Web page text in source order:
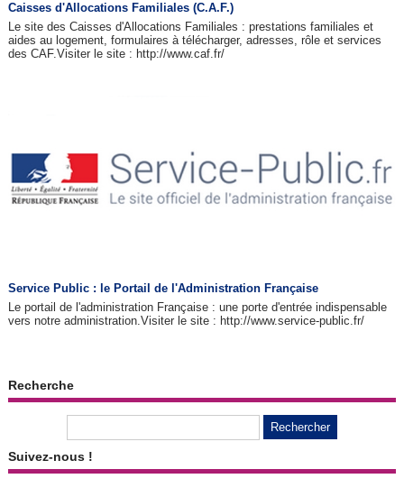
Caisses d'Allocations Familiales (C.A.F.)
Le site des Caisses d'Allocations Familiales : prestations familiales et
aides au logement, formulaires à télécharger, adresses, rôle et services
des CAF.Visiter le site : http://www.caf.fr/
Service Public : le Portail de l'Administration Française
Le portail de l'administration Française : une porte d'entrée indispensable
vers notre administration.Visiter le site : http://www.service-public.fr/
Recherche
Suivez-nous !